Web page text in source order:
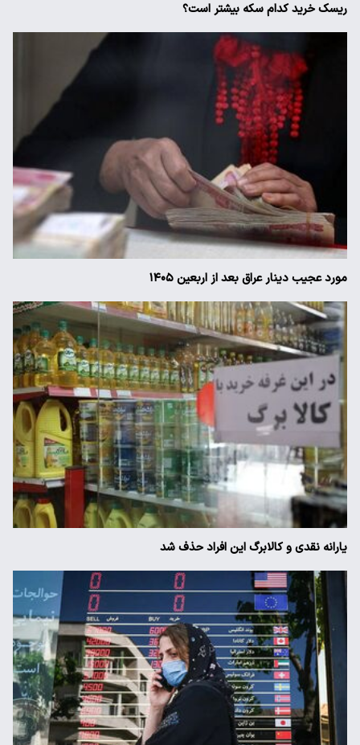
ریسک خرید کدام سکه بیشتر است؟
مورد عجیب دینار عراق بعد از اربعین ۱۴۰۵
یارانه نقدی و کالابرگ این افراد حذف شد